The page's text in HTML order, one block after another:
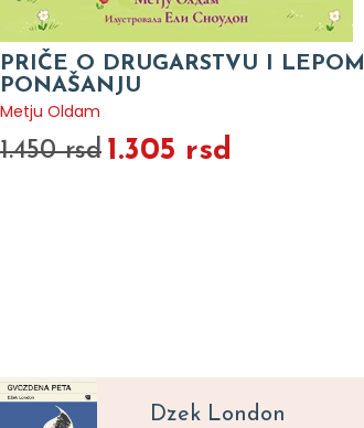
PRIČE O DRUGARSTVU I LEPOM
PONAŠANJU
Metju Oldam
1.450 rsd 1.305 rsd
Dzek London